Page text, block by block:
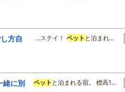
方自
…ステイ！ペット と泊まれ…
緒に別
ペット と泊まれる宿。 標高1…